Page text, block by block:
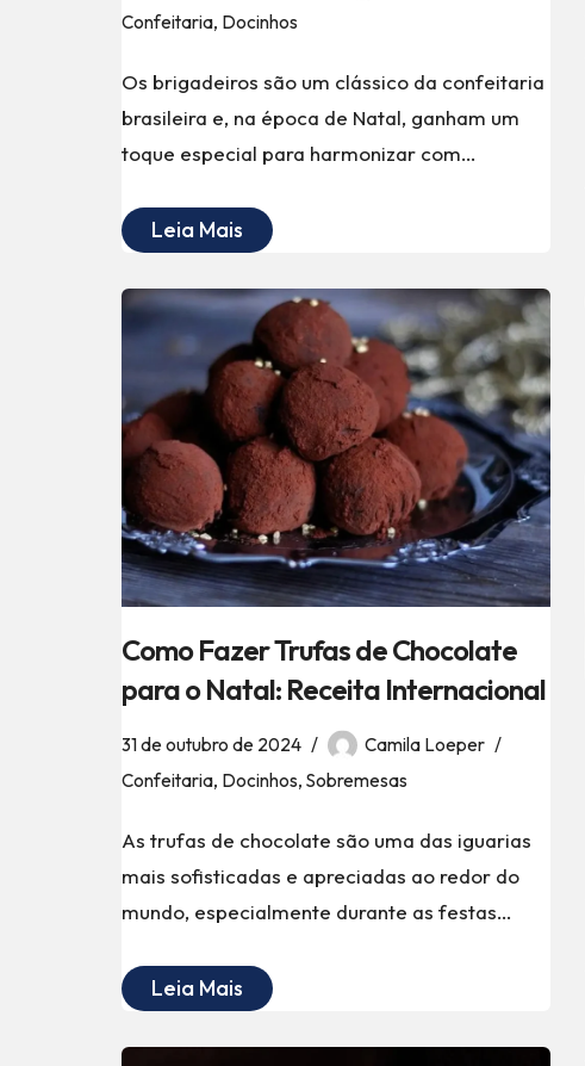
Confeitaria, Docinhos
Os brigadeiros são um clássico da confeitaria
brasileira e, na época de Natal, ganham um
toque especial para harmonizar com…
Leia Mais
Como Fazer Trufas de Chocolate
para o Natal: Receita Internacional
31 de outubro de 2024
Camila Loeper
Confeitaria, Docinhos, Sobremesas
As trufas de chocolate são uma das iguarias
mais sofisticadas e apreciadas ao redor do
mundo, especialmente durante as festas…
Leia Mais